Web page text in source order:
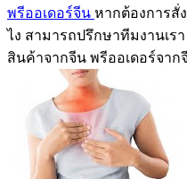
พรีออเดอร์จีน หากต้องการสั่
ไง สามารถปรึกษาทีมงานเร
สินค้าจากจีน พรีออเดอร์จาก